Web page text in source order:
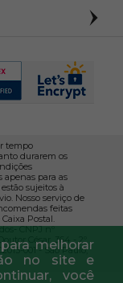
melhorar
no site e
você
tempo
durarem os
apenas para as
sujeitos à
Nosso serviço de
feitas
Postal.
CNPJ nº
César, 364 - 2º
001 - São Paulo,